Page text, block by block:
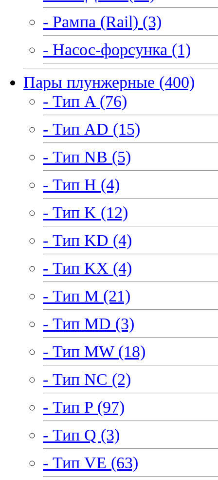
- Рампа (Rail) (3)
- Насос-форсунка (1)
Пары плунжерные (400)
- Тип A (76)
- Тип AD (15)
- Тип NB (5)
- Тип H (4)
- Тип K (12)
- Тип KD (4)
- Тип KX (4)
- Тип M (21)
- Тип MD (3)
- Тип MW (18)
- Тип NC (2)
- Тип P (97)
- Тип Q (3)
- Тип VE (63)